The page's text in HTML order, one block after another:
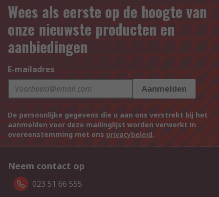
Wees als eerste op de hoogte van
onze nieuwste producten en
aanbiedingen
E-mailadres
Aanmelden
De persoonlijke gegevens die u aan ons verstrekt bij het
aanmelden voor deze mailinglijst worden verwerkt in
overeenstemming met ons privacybeleid.
Neem contact op
023 51 66 555